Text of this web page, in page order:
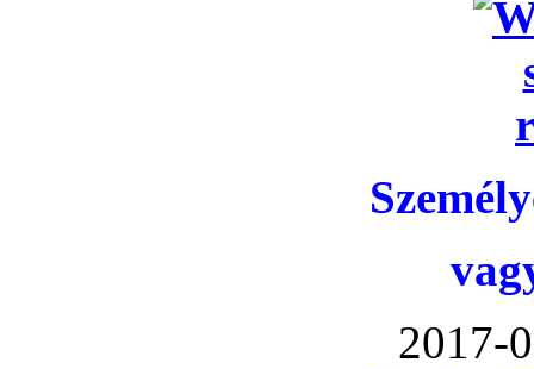
2017-